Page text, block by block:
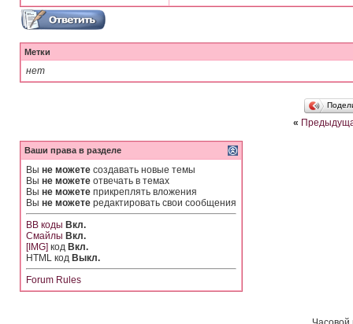
Метки
нет
«
Ваши права в разделе
Вы не можете создавать новые темы
Вы не можете отвечать в темах
Вы не можете прикреплять вложения
Вы не можете редактировать свои сообщения
BB коды Вкл.
Смайлы Вкл.
[IMG] код Вкл.
HTML код Выкл.
Forum Rules